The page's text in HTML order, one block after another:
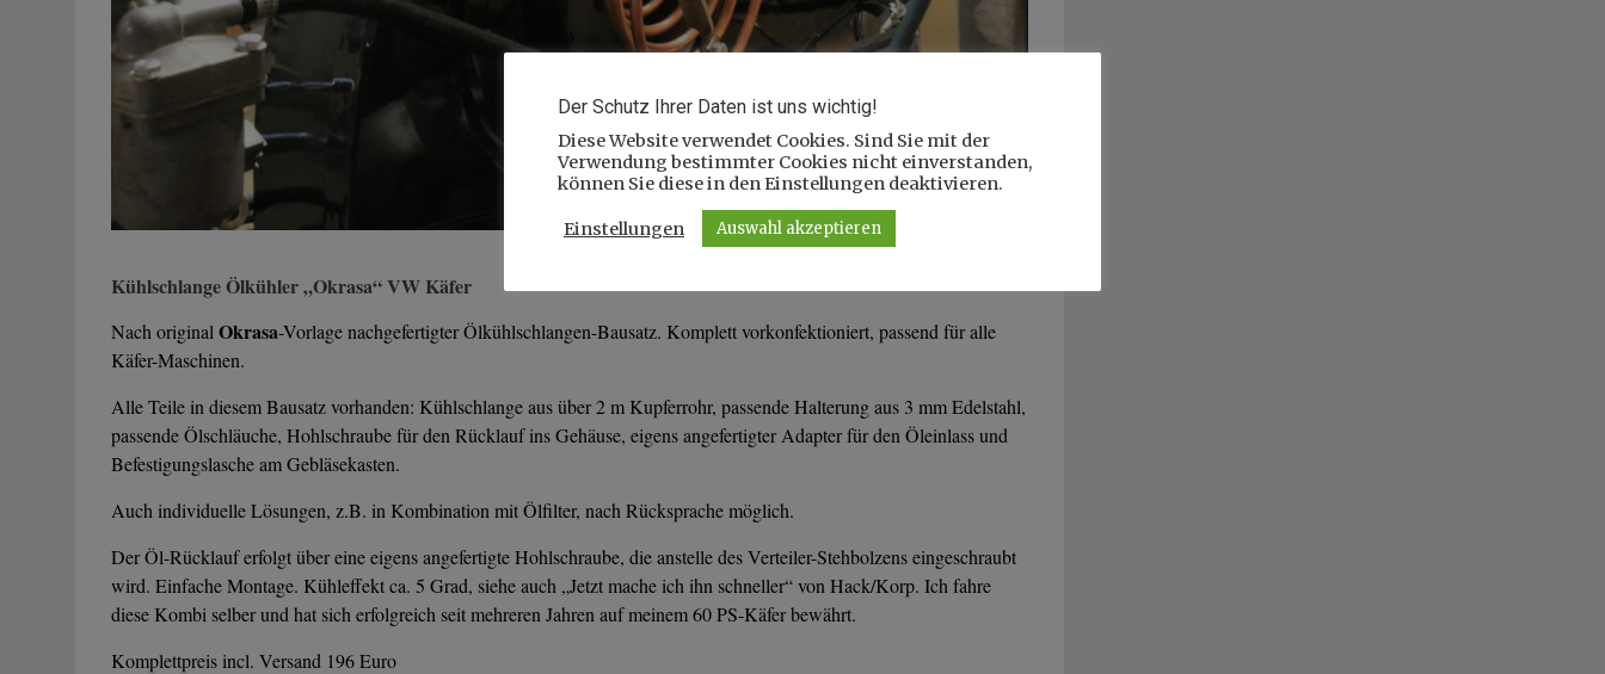
Kühlschlange Ölkühler „Okrasa“ VW Käfer
Nach original Okrasa-Vorlage nachgefertigter Ölkühlschlangen-Bausatz. Komplett vorkonfektioniert, passend für alle
Käfer-Maschinen.
Alle Teile in diesem Bausatz vorhanden: Kühlschlange aus über 2 m Kupferrohr, passende Halterung aus 3 mm Edelstahl,
passende Ölschläuche, Hohlschraube für den Rücklauf ins Gehäuse, eigens angefertigter Adapter für den Öleinlass und
Befestigungslasche am Gebläsekasten.
Auch individuelle Lösungen, z.B. in Kombination mit Ölfilter, nach Rücksprache möglich.
Der Öl-Rücklauf erfolgt über eine eigens angefertigte Hohlschraube, die anstelle des Verteiler-Stehbolzens eingeschraubt
wird. Einfache Montage. Kühleffekt ca. 5 Grad, siehe auch „Jetzt mache ich ihn schneller“ von Hack/Korp. Ich fahre
diese Kombi selber und hat sich erfolgreich seit mehreren Jahren auf meinem 60 PS-Käfer bewährt.
Komplettpreis incl. Versand 196 Euro
Der Schutz Ihrer Daten ist uns wichtig!
Diese Website verwendet Cookies. Sind Sie mit der
Verwendung bestimmter Cookies nicht einverstanden,
können Sie diese in den Einstellungen deaktivieren.
Einstellungen Auswahl akzeptieren